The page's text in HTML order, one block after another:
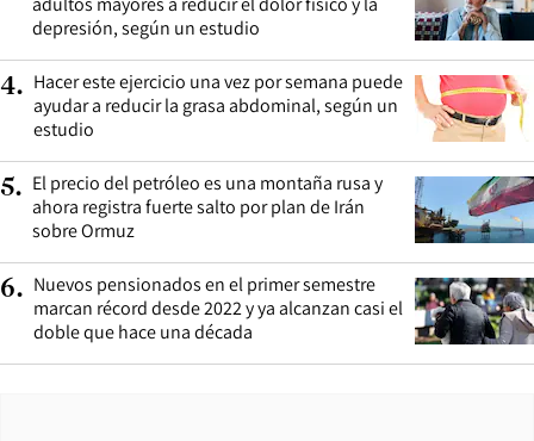
depresión, según un estudio
4. Hacer este ejercicio una vez por semana puede
ayudar a reducir la grasa abdominal, según un
estudio
5. El precio del petróleo es una montaña rusa y
ahora registra fuerte salto por plan de Irán
sobre Ormuz
6. Nuevos pensionados en el primer semestre
marcan récord desde 2022 y ya alcanzan casi el
doble que hace una década